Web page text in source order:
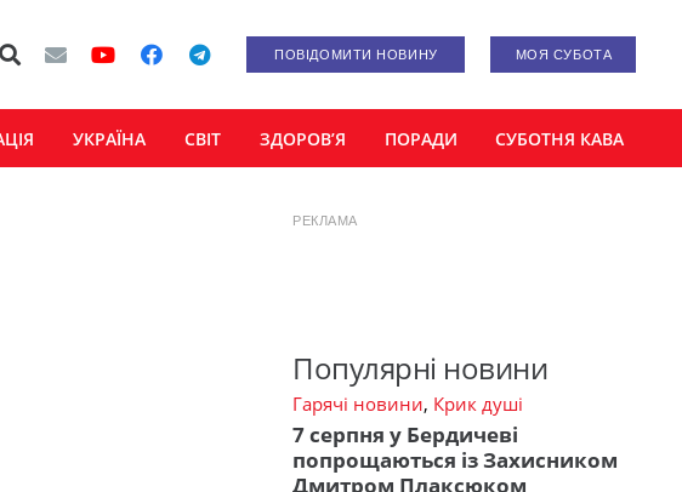
ПОВІДОМИТИ НОВИНУ МОЯ СУБОТА
УКРАЇНА СВІТ ЗДОРОВ’Я ПОРАДИ СУБОТНЯ КАВА
РЕКЛАМА
Популярні новини
Гарячі новини, Крик душі
7 серпня у Бердичеві
попрощаються із Захисником
Дмитром Плаксюком